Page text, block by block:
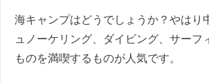
海キャンプはどうでしょうか？やはり
ュノーケリング、ダイビング、サーフ
ものを満喫するものが人気です。